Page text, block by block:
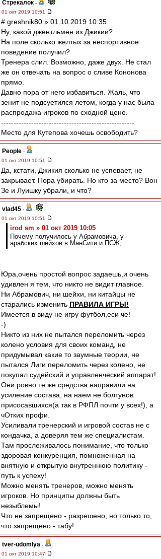
Стрекалок -
01 окт 2019 10:51
# greshnik80 » 01.10.2019 10:35
Ну, какой джентльмен из Джикии?
На поле сколько желтых за неспортивное
поведение получил?
Тренера слил. Возможно, даже двух. Не стал
же он отвечать на вопрос о сливе Кононова
прямо.
Давно пора от него избавиться. Жаль, что
зенит не подсуетился летом, когда у нас была
распродажа игроков по сходной цене.
-----------------------------------------------------
Место для Кутепова хочешь освободить?
People -
01 окт 2019 10:51
Да, кстати, Джикия сколько не успевает, не
закрывает. Пора убирать. Но кто за место? Вон
Зе и Луишку убрали, и что?
vlad45 -
01 окт 2019 10:51
irod sm » 01 окт 2019 10:05
Почему получилось у Абрамовича, у
арабских шейхов в МанСити и ПСЖ,
Юра,очень простой вопрос задаешь,и очень
удивлен я тем, что никто не видит главное.
Ни Абрамович, ни шейхи, ни китайцы не
старались изменить ПРАВИЛА ИГРЫ!
Имеется в виду не игру футбол,еси че!
-)
Никто из них не пытался переломить через
колено условия для своих команд, не
придумывал какие то заумные теории, не
пытался Лиги переломить через колено, не
покупал судейский и управленческий аппарат!
Они ровно те же средства направили на
усиление состава, на наем не болтунов
присосавшихся(а так в РФПЛ почти у всех!), а
чОтких профи.
Усиливали тренерский и игровой состав не с
кондачка, а доверяя тем же специалистам.
Там прослеживалось понимание, что только
здоровая конкуренция, помноженная на
внятную и открытую внутреннюю политику -
путь к успеху!
Можно менять тренеров, можно менять
игроков. Но принципы должны быть
незыблемы!
Что не запрещено - разрешено, но только то,
что запрещено - табу!
tver-udomlya -
01 окт 2019 10:47